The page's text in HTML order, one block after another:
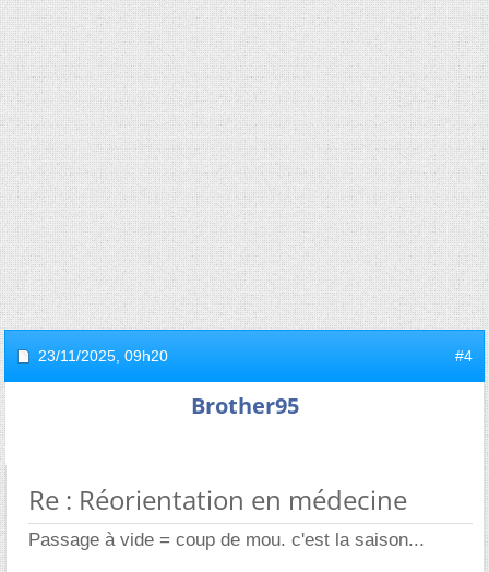
23/11/2025, 09h20 #4
Brother95
Re : Réorientation en médecine
Passage à vide = coup de mou. c'est la saison...